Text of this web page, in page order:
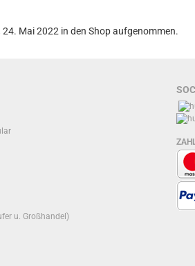
Mai 2022 in den Shop aufgenommen.
u. Großhandel)